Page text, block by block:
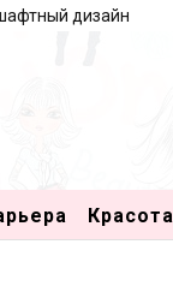
дизайн
Красота